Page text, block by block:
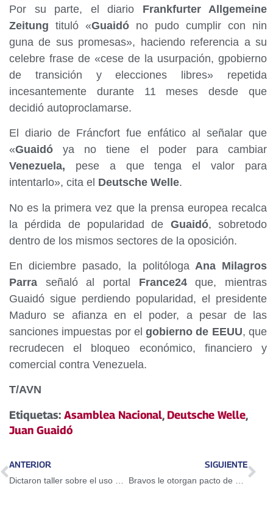
Por su parte, el diario Frankfurter Allgemeine
Zeitung tituló «Guaidó no pudo cumplir con nin
guna de sus promesas», haciendo referencia a su
celebre frase de «cese de la usurpación, gpobierno
de transición y elecciones libres» repetida
incesantemente durante 11 meses desde que
decidió autoproclamarse.
El diario de Fráncfort fue enfático al señalar que
«Guaidó ya no tiene el poder para cambiar
Venezuela, pese a que tenga el valor para
intentarlo», cita el Deutsche Welle.
No es la primera vez que la prensa europea recalca
la pérdida de popularidad de Guaidó, sobretodo
dentro de los mismos sectores de la oposición.
En diciembre pasado, la politólogaAna Milagros
Parra señaló al portal France24que, mientras
Guaidó sigue perdiendo popularidad, el presidente
Maduro se afianza en el poder, a pesar de las
sanciones impuestas por elgobierno de EEUU, que
recrudecen el bloqueo económico, financiero y
comercial contra Venezuela.
T/AVN
Etiquetas: Asamblea Nacional, Deutsche Welle,
Juan Guaidó
ANTERIOR SIGUIENTE